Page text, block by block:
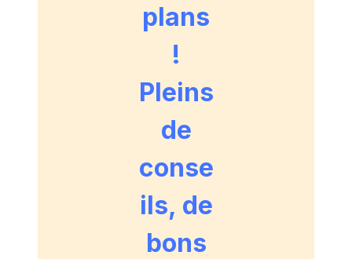
plans
!
Pleins
de
conse
ils, de
bons